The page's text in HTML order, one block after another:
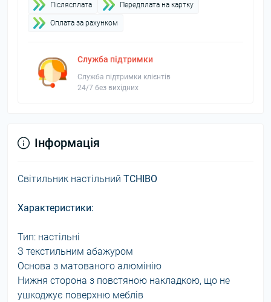
Пiслясплата Передплата на картку
Оплата за рахунком
Служба підтримки
Служба підтримки клієнтів
24/7 без вихідних
Інформація
Світильник настільний TCHIBO
Характеристики:
Тип: настільні
З текстильним абажуром
Основа з матованого алюмінію
Нижня сторона з повстяною накладкою, що не
ушкоджує поверхню меблів